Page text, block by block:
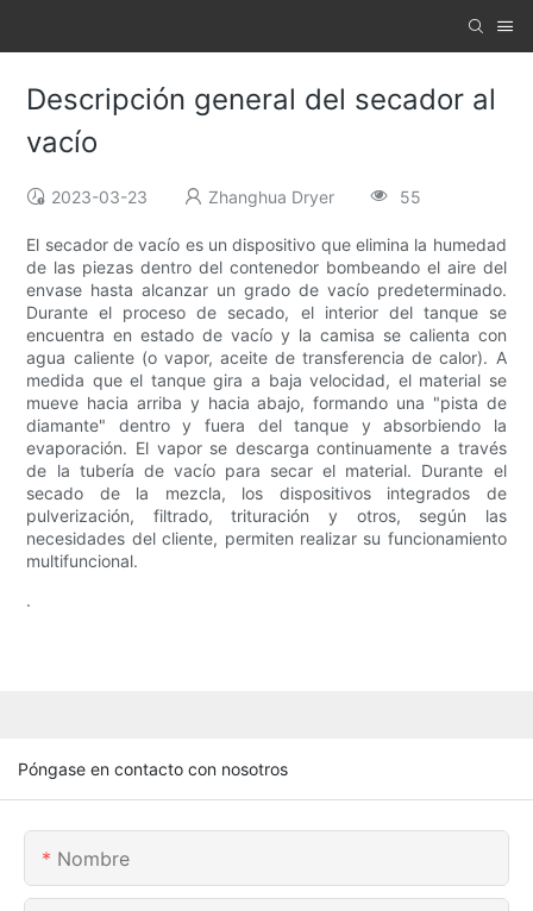
Descripción general del secador al
vacío
2023-03-23 Zhanghua Dryer 55
El secador de vacío es un dispositivo que elimina la humedad
de las piezas dentro del contenedor bombeando el aire del
envase hasta alcanzar un grado de vacío predeterminado.
Durante el proceso de secado, el interior del tanque se
encuentra en estado de vacío y la camisa se calienta con
agua caliente (o vapor, aceite de transferencia de calor). A
medida que el tanque gira a baja velocidad, el material se
mueve hacia arriba y hacia abajo, formando una "pista de
diamante" dentro y fuera del tanque y absorbiendo la
evaporación. El vapor se descarga continuamente a través
de la tubería de vacío para secar el material. Durante el
secado de la mezcla, los dispositivos integrados de
pulverización, filtrado, trituración y otros, según las
necesidades del cliente, permiten realizar su funcionamiento
multifuncional.
.
Póngase en contacto con nosotros
Nombre